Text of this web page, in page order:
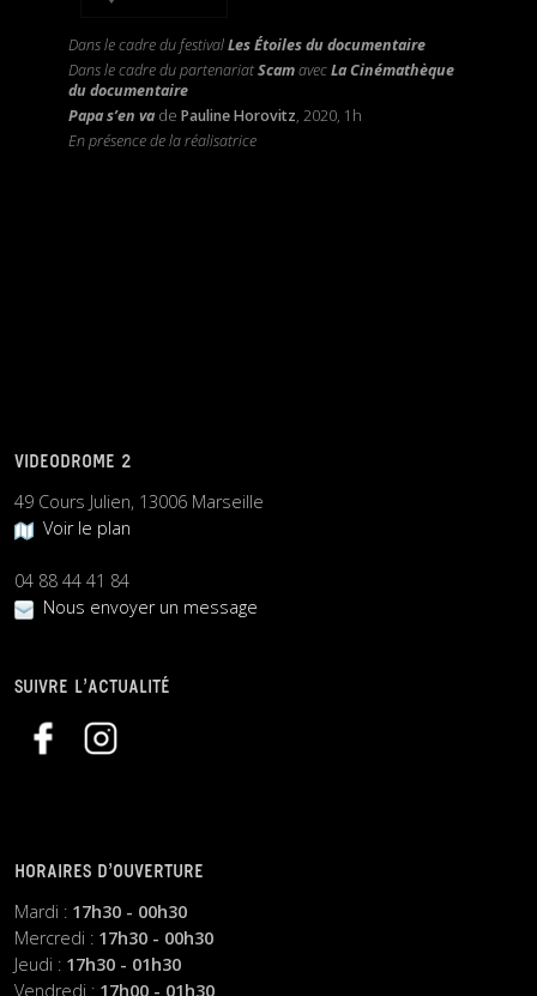
Dans le cadre du festivalLes Étoiles du documentaire
Dans le cadre du partenariatScamavecLa Cinémathèque
du documentaire
Papa s’en vade Pauline Horovitz, 2020, 1h
En présence de la réalisatrice
VIDEODROME 2
49 Cours Julien, 13006 Marseille
Voir le plan
04 88 44 41 84
Nous envoyer un message
SUIVRE L’ACTUALITÉ
HORAIRES D’OUVERTURE
Mardi : 17h30 - 00h30
Mercredi : 17h30 - 00h30
Jeudi : 17h30 - 01h30
Vendredi : 17h00 - 01h30